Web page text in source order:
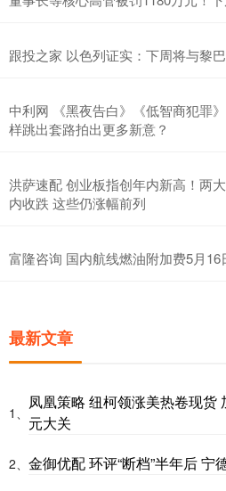
跟投之家 以色列证实：下周将与黎
中利网 《黑夜告白》《低智商犯罪
样跳出套路拍出更多新意？
洪萨速配 创业板指创年内新高！两
内收跌 这些仍涨幅前列
富隆咨询 国内航线燃油附加费5月16
最新文章
1、
凤凰策略 纽柯领涨美热卷现货
元大关
2、 金御优配 环评“断档”半年后 宁